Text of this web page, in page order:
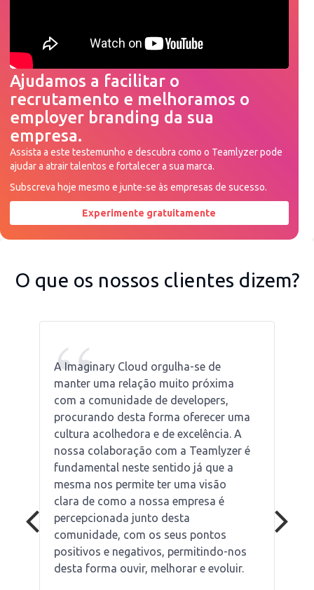
Peça uma demonstração agora
Ajudamos a facilitar o
recrutamento e melhoramos o
employer branding da sua
empresa.
Assista a este testemunho e descubra como o Teamlyzer pode
ajudar a atrair talentos e fortalecer a sua marca.
Subscreva hoje mesmo e junte-se às empresas de sucesso.
Experimente gratuitamente
O que os nossos clientes dizem?
“
A Imaginary Cloud orgulha-se de
manter uma relação muito próxima
com a comunidade de developers,
procurando desta forma oferecer uma
cultura acolhedora e de excelência. A
nossa colaboração com a Teamlyzer é
fundamental neste sentido já que a
mesma nos permite ter uma visão
clara de como a nossa empresa é
percepcionada junto desta
comunidade, com os seus pontos
positivos e negativos, permitindo-nos
desta forma ouvir, melhorar e evoluir.